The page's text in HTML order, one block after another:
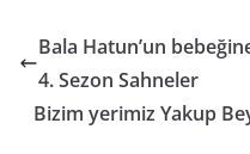
Bala Hatun’un
4. Sezon Sahneler
Bizim yerimiz Yakup